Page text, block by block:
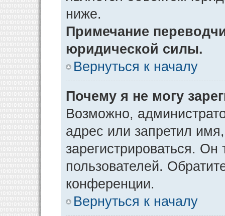
ниже.
Примечание
юридической силы.
Вернуться к началу
Почему я не могу
Возможно,
адрес или запретил
зарегистрироваться.
пользователей.
конференции.
Вернуться к началу